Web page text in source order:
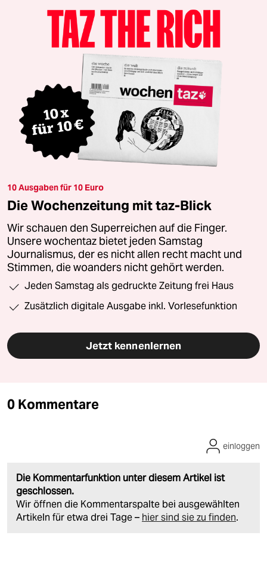
10 Ausgaben für 10 Euro
Die Wochenzeitung mit taz-Blick
Wir schauen den Superreichen auf die Finger.
Unsere wochentaz bietet jeden Samstag
Journalismus, der es nicht allen recht macht und
Stimmen, die woanders nicht gehört werden.
Jeden Samstag als gedruckte Zeitung frei Haus
Zusätzlich digitale Ausgabe inkl. Vorlesefunktion
Jetzt kennenlernen
0 Kommentare
Die Kommentarfunktion unter diesem Artikel ist
geschlossen.
Wir öffnen die Kommentarspalte bei ausgewählten
Artikeln für etwa drei Tage – hier sind sie zu finden.
einloggen